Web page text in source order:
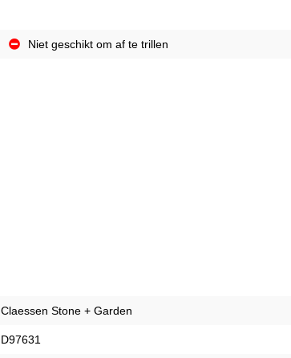
Niet geschikt om af te trillen
Claessen Stone + Garden
D97631